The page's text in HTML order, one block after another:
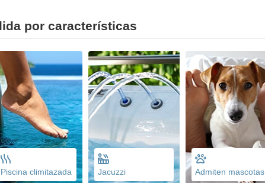
por características
Piscina climitazada Jacuzzi Admiten mascotas